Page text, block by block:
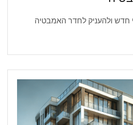
ולהעניק לחדר האמבטיה